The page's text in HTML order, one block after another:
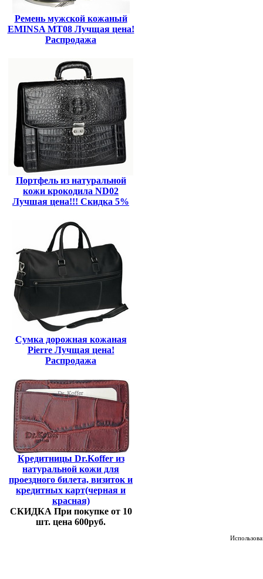
Ремень мужской кожаный
EMINSA MT08 Лучщая цена!
Распродажа
Портфель из натуральной
кожи крокодила ND02
Лучшая цена!!! Скидка 5%
Сумка дорожная кожаная
Pierre Лучщая цена!
Распродажа
Кредитницы Dr.Koffer из
натуральной кожи для
проездного билета, визиток и
кредитных карт(черная и
красная)
СКИДКА При покупке от 10
шт. цена 600руб.